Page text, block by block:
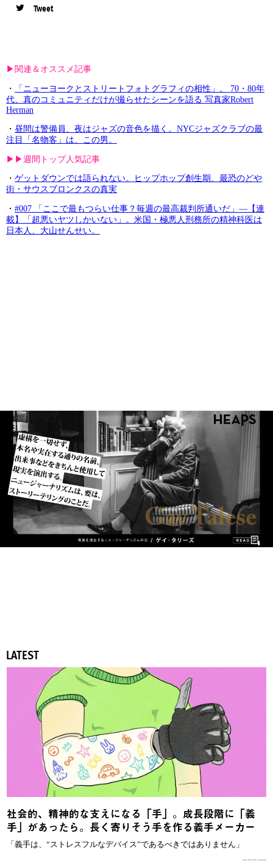
Tweet
▶︎関連＆オススメ記事
・
「ニューヨークとストリートフォトグラフィの相性」。 70・80年
代、真のコミュニティだけが撮らせたシーンを語る 写真家Robert
Herman
・ 昼間は警備員、夜はジャズの音色を描く。NYCジャズクラブの最
注目「名物客」は、この男。
▶︎▶︎週間トップ人気記事
・ ゲットダウンでは語られない。ヒップホップ創生期、最恐のどや
街・サウスブロンクスの真実
・ #007 「ここで最もつらい仕事？毎週の最高裁判所通いだ」—【連
載】「超悪いヤツしかいない」。米国・極悪人刑務所の精神科医は
日本人、大山せんせい。
LATEST
社会的、精神的な支えになる「手」。成長段階に「義
手」があったら。長く寄りそう手を作る義手メーカー
「義手は、“ストレスフルなデバイス”であるべきではありません」